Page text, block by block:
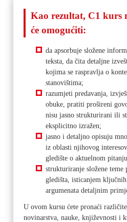
Kao rezultat, C1 kurs
će omogućiti:
da apsorbuje složene
teksta, da čita detaljne
kojima se raspravlja o
stanovištima;
razumjeti predavanja,
obuke, pratiti prošireni
nisu jasno strukturirani ili
eksplicitno izražen;
jasno i detaljno opisuju
iz oblasti njihovog
gledište o aktuelnom
strukturiranje složene
gledišta, isticanjem
argumenata detaljnim
U ovom kursu ćete pronaći
novinarstva, nauke, književnosti i